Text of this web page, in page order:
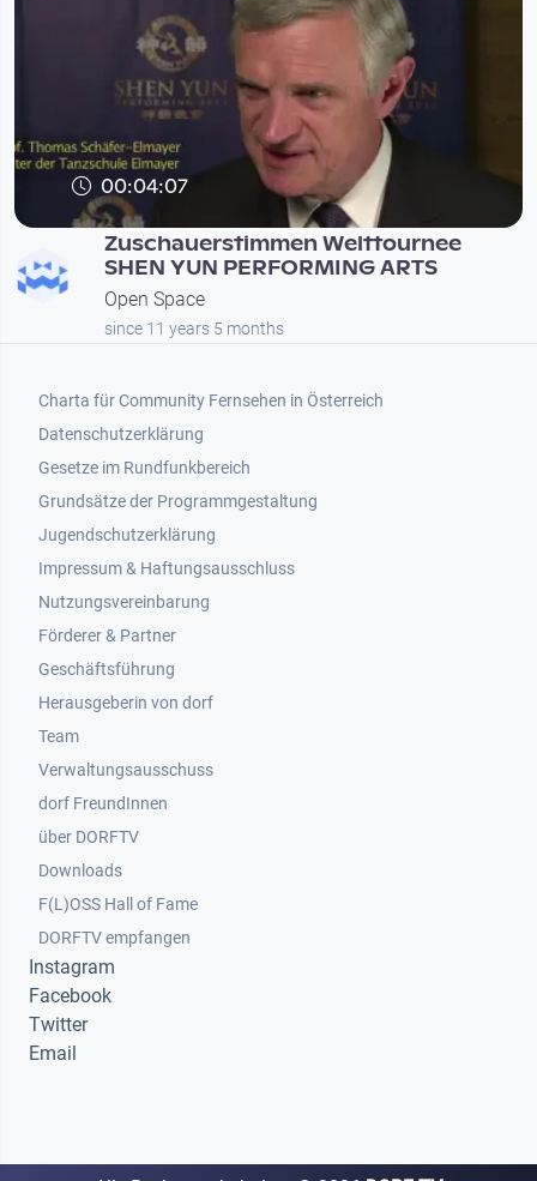
00:04:07
Zuschauerstimmen Welttournee
SHEN YUN PERFORMING ARTS
Open Space
since 11 years 5 months
Footer 1
Charta für Community Fernsehen in Österreich
Datenschutzerklärung
Gesetze im Rundfunkbereich
Grundsätze der Programmgestaltung
Jugendschutzerklärung
Impressum & Haftungsausschluss
Nutzungsvereinbarung
Footer 2
Förderer & Partner
Geschäftsführung
Herausgeberin von dorf
Team
Verwaltungsausschuss
dorf FreundInnen
Footer 3
über DORFTV
Downloads
F(L)OSS Hall of Fame
Footer 4
DORFTV empfangen
Instagram
Facebook
Twitter
Email